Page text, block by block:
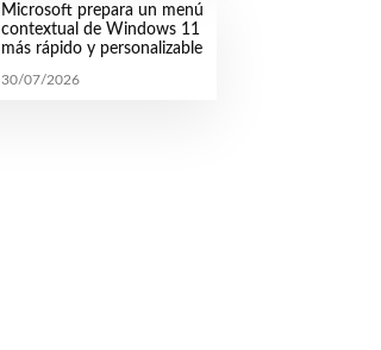
Microsoft prepara un menú
contextual de Windows 11
más rápido y personalizable
30/07/2026